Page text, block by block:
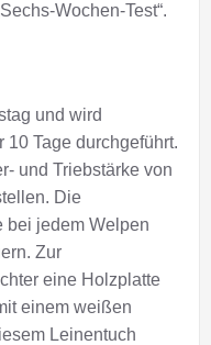
Wochen-Test“.
und wird
Tage durchgeführt.
und Triebstärke von
Die
bei jedem Welpen
Zur
eine Holzplatte
einem weißen
Leinentuch